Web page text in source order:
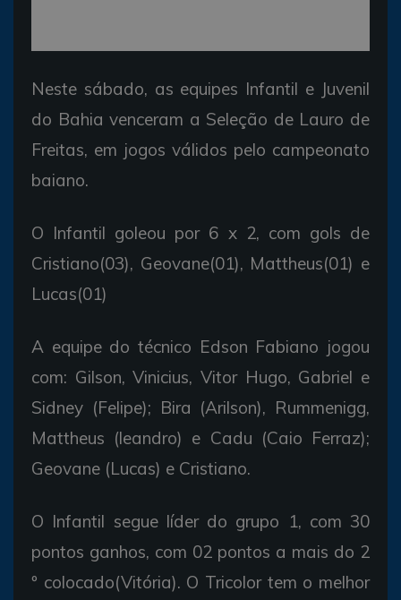
Neste sábado, as equipes Infantil e Juvenil
do Bahia venceram a Seleção de Lauro de
Freitas, em jogos válidos pelo campeonato
baiano.
O Infantil goleou por 6 x 2, com gols de
Cristiano(03), Geovane(01), Mattheus(01) e
Lucas(01)
A equipe do técnico Edson Fabiano jogou
com: Gilson, Vinicius, Vitor Hugo, Gabriel e
Sidney (Felipe); Bira (Arilson), Rummenigg,
Mattheus (leandro) e Cadu (Caio Ferraz);
Geovane (Lucas) e Cristiano.
O Infantil segue líder do grupo 1, com 30
pontos ganhos, com 02 pontos a mais do 2
º colocado(Vitória). O Tricolor tem o melhor